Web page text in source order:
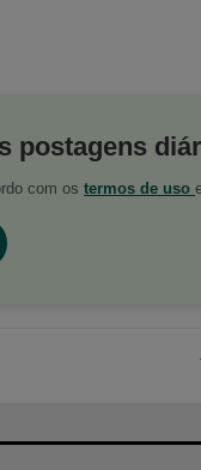
postagens
com os termos de uso